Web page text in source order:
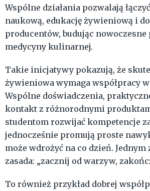
Wspólne działania pozwalają
naukową, edukację żywieniową i
producentów, budując nowoczesne
medycyny kulinarnej.
Takie inicjatywy pokazują, że
żywieniowa wymaga współpracy
Wspólne doświadczenia,
kontakt z różnorodnymi
studentom rozwijać kompetencje
jednocześnie promują proste
może wdrożyć na co dzień. Jednym
zasada: „zacznij od warzyw,
To również przykład dobrej